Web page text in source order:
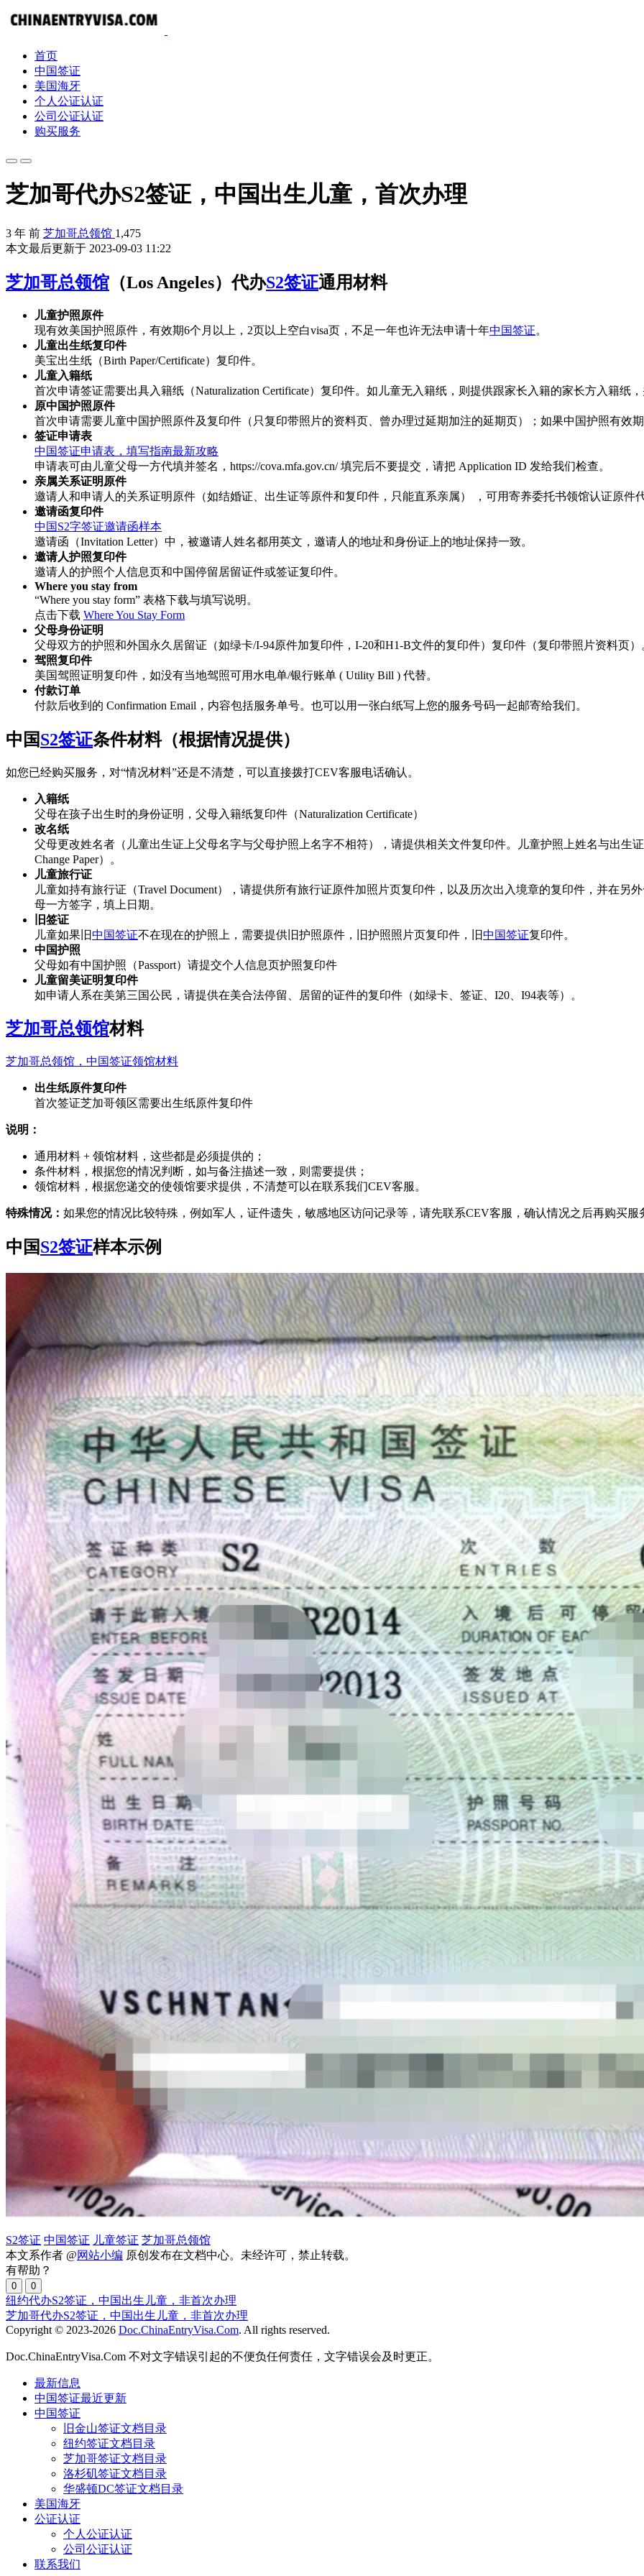
首页
中国签证
美国海牙
个人公证认证
公司公证认证
购买服务
芝加哥代办S2签证，中国出生儿童，首次办理
3 年 前 芝加哥总领馆 1,475
本文最后更新于 2023-09-03 11:22
芝加哥总领馆 （Los Angeles）代办S2签证通用材料
儿童护照原件
现有效美国护照原件，有效期6个月以上，2页以上空白visa页，不足一年也许无法申请十年中国签证。
儿童出生纸复印件
美宝出生纸（Birth Paper/Certificate）复印件。
儿童入籍纸
首次申请签证需要出具入籍纸（Naturalization Certificate）复印件。如儿童无入籍纸，则提供跟家长入籍的家长方入籍纸
原中国护照原件
首次申请需要儿童中国护照原件及复印件（只复印带照片的资料页、曾办理过延期加注的延期页）；如果中国护照有效
签证申请表
中国签证申请表，填写指南最新攻略
申请表可由儿童父母一方代填并签名，https://cova.mfa.gov.cn/ 填完后不要提交，请把 Application ID 发给我们检查。
亲属关系证明原件
邀请人和申请人的关系证明原件（如结婚证、出生证等原件和复印件，只能直系亲属） ，可用寄养委托书领馆认证原件
邀请函复印件
中国S2字签证邀请函样本
邀请函（Invitation Letter）中，被邀请人姓名都用英文，邀请人的地址和身份证上的地址保持一致。
邀请人护照复印件
邀请人的护照个人信息页和中国停留居留证件或签证复印件。
Where you stay from
“Where you stay form” 表格下载与填写说明。
点击下载 Where You Stay Form
父母身份证明
父母双方的护照和外国永久居留证（如绿卡/I-94原件加复印件，I-20和H1-B文件的复印件）复印件（复印带照片资料页）
驾照复印件
美国驾照证明复印件，如没有当地驾照可用水电单/银行账单 ( Utility Bill ) 代替。
付款订单
付款后收到的 Confirmation Email，内容包括服务单号。也可以用一张白纸写上您的服务号码一起邮寄给我们。
中国S2签证条件材料（根据情况提供）
如您已经购买服务，对“情况材料”还是不清楚，可以直接拨打CEV客服电话确认。
入籍纸
父母在孩子出生时的身份证明，父母入籍纸复印件（Naturalization Certificate）
改名纸
父母更改姓名者（儿童出生证上父母名字与父母护照上名字不相符），请提供相关文件复印件。儿童护照上姓名与出生
Change Paper）。
儿童旅行证
儿童如持有旅行证（Travel Document），请提供所有旅行证原件加照片页复印件，以及历次出入境章的复印件，并在
母一方签字，填上日期。
旧签证
儿童如果旧中国签证不在现在的护照上，需要提供旧护照原件，旧护照照片页复印件，旧中国签证复印件。
中国护照
父母如有中国护照（Passport）请提交个人信息页护照复印件
儿童留美证明复印件
如申请人系在美第三国公民，请提供在美合法停留、居留的证件的复印件（如绿卡、签证、I20、I94表等）。
芝加哥总领馆材料
芝加哥总领馆，中国签证领馆材料
出生纸原件复印件
首次签证芝加哥领区需要出生纸原件复印件
说明：
通用材料 + 领馆材料，这些都是必须提供的；
条件材料，根据您的情况判断，如与备注描述一致，则需要提供；
领馆材料，根据您递交的使领馆要求提供，不清楚可以在联系我们CEV客服。
特殊情况： 如果您的情况比较特殊，例如军人，证件遗失，敏感地区访问记录等，请先联系CEV客服，确认情况之后再购买服
中国S2签证样本示例
S2签证 中国签证 儿童签证 芝加哥总领馆
本文系作者 @网站小编 原创发布在文档中心。未经许可，禁止转载。
有帮助？
0 0
纽约代办S2签证，中国出生儿童，非首次办理
芝加哥代办S2签证，中国出生儿童，非首次办理
Copyright © 2023-2026 Doc.ChinaEntryVisa.Com. All rights reserved.
Doc.ChinaEntryVisa.Com 不对文字错误引起的不便负任何责任，文字错误会及时更正。
最新信息
中国签证最近更新
中国签证
旧金山签证文档目录
纽约签证文档目录
芝加哥签证文档目录
洛杉矶签证文档目录
华盛顿DC签证文档目录
美国海牙
公证认证
个人公证认证
公司公证认证
联系我们